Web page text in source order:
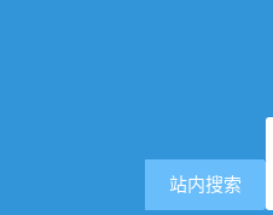
站内搜索